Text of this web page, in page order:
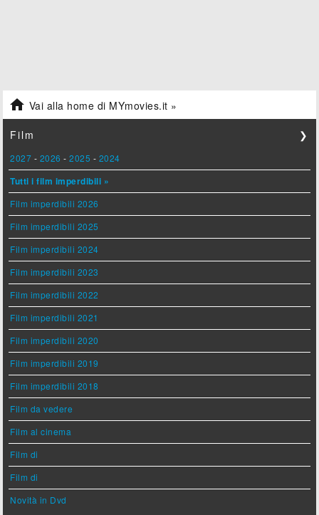
 Vai alla home di MYmovies.it »
Film ❯
2027 - 2026 -2025 - 2024
Tutti i film imperdibili »
Film imperdibili 2026
Film imperdibili 2025
Film imperdibili 2024
Film imperdibili 2023
Film imperdibili 2022
Film imperdibili 2021
Film imperdibili 2020
Film imperdibili 2019
Film imperdibili 2018
Film da vedere
Film al cinema
Film di
Film di
Novità in Dvd